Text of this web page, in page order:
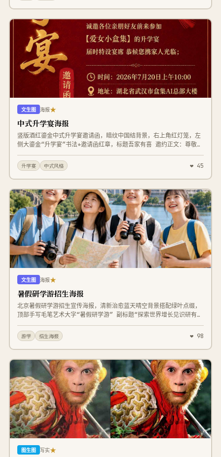
文生图 海报★
中式升学宴海报
竖版酒红鎏金中式升学宴邀请函，暗纹中国结背景，右上角红灯笼，左
侧大鎏金“升学宴”书法+邀请函红章，标题吾家有喜 邀约正文：尊敬的
各位亲朋好友，十年寒窗迎捷报 一生韶华亦可期，诚邀各位亲朋好友
前来参加【爱女小盒集】的升学宴 届时特设宴席 恭候您携家人光临；
时间：2026年7月20日上午10:00 地址：湖北省武汉市盒集AI总部大
楼 落款【小盒集&小盒集AI】诚邀 左下角“前程似锦、未来可期”圆
字，右下角金榜题名红印章，底部恭请光临，国风喜庆沉稳，红金高级
质感，高清朋友圈海报，避免文字变形，避免文字模糊，避免文字错
误，避免文字乱码
升学宴 中式风格 ❤ 45
文生图 海报★
暑假研学游招生海报
北京暑假研学游招生宣传海报，清新治愈蓝天晴空背景搭配绿叶点缀，
顶部手写毛笔艺术大字“暑假研学游” 副标题“探索世界增长见识研有所
学行有所获” 右上角小字“读万卷书 行万里路” 画面主体是四位开心
阳光的研学少年，背着双肩背包，分别手持相机、地图、双筒望远镜、
笔记本仰头欢笑，背景融合长城、东方明珠、天坛、现代高楼城市山水
合成远景； 中左标注限时1980元/人 右侧标注7月1日起天天发班 赠
送清华学子大礼包 下方分板块图文展示研学亮点：故宫颐和园景点、
走进清华名校、北京特色美食体验、准五星住宿体验实拍小图搭配说明
文字； 底部放置联系电话188 8888 8888、网址ai.xpng.cn、地
址：盒集AI总部大楼 整体明亮清爽蓝色主色调，青春治愈氛围，亲子
研学旅行商业宣传海报，写实高清质感，光影通透，适合朋友圈宣传
游学 招生海报 ❤ 98
图生图 写实★